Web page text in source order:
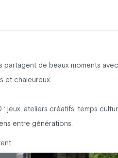
partagent de beaux moments
et chaleureux.
: jeux, ateliers créatifs, temps
entre générations.